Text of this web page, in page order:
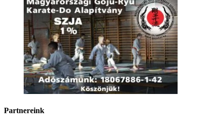
Partnereink